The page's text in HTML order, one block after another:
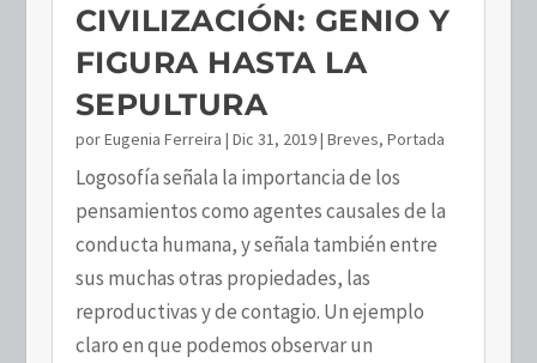
CIVILIZACIÓN: GENIO Y
FIGURA HASTA LA
SEPULTURA
porEugenia Ferreira | Dic 31, 2019| Breves, Portada
Logosofía señala la importancia de los
pensamientos como agentes causales de la
conducta humana, y señala también entre
sus muchas otras propiedades, las
reproductivas y de contagio. Un ejemplo
claro en que podemos observar un